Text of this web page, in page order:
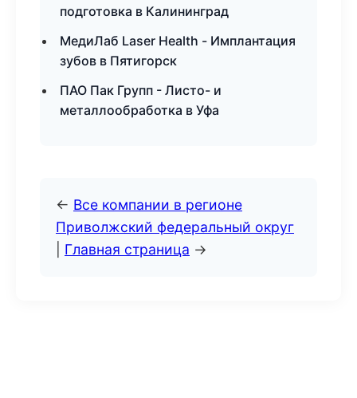
подготовка в Калининград
МедиЛаб Laser Health - Имплантация
зубов в Пятигорск
ПАО Пак Групп - Листо- и
металлообработка в Уфа
← Все компании в регионе
Приволжский федеральный округ
Главная страница →